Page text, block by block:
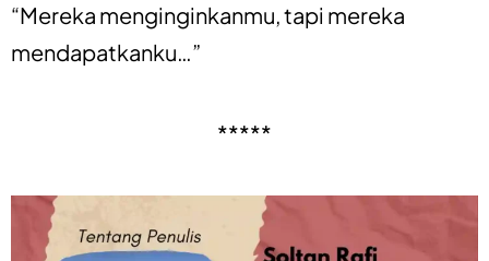
“Mereka menginginkanmu, tapi mereka
mendapatkanku…”
*****